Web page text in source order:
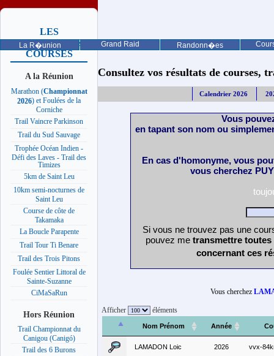
La R�union Grand Raid Randonn�es
LES
PROCHAINES
COURSES
A la Réunion
Marathon (Championnat
2026) et Foulées de la
Corniche
Trail Vaincre Parkinson
Trail du Sud Sauvage
Trophée Océan Indien -
Défi des Laves - Trail des
Timizes
5km de Saint Leu
10km semi-nocturnes de
Saint Leu
Course de côte de
Takamaka
La Boucle Parapente
Trail Tour Ti Benare
Trail des Trois Pitons
Foulée Sentier Littoral de
Sainte-Suzanne
CiMaSaRun
Hors Réunion
Trail Championnat du
Canigou (Canigó)
Trail des 6 Burons
Consultez vos résultats de courses,
Calendrier 2026
Vous
en tapant son nom ou
En cas d'homonyme, vous
vous cherchez
Si vous ne trouvez pas une
pouvez me transmettre
concernant ces
Vous cherchez
Afficher éléments
Nom Prénom Année
LAMADON Loic 2026 vvx-